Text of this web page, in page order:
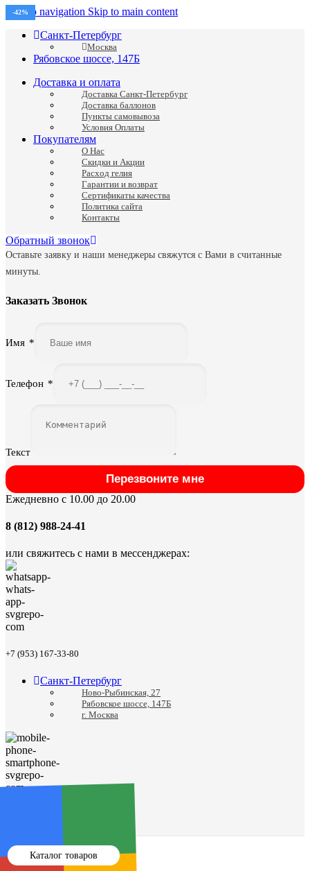
Skip to navigation Skip to main content
Санкт-Петербург
Москва
Рябовское шоссе, 147Б
Доставка и оплата
Доставка Санкт-Петербург
Доставка баллонов
Пункты самовывоза
Условия Оплаты
Покупателям
О Нас
Скидки и Акции
Расход гелия
Гарантии и возврат
Сертификаты качества
Политика сайта
Контакты
Обратный звонок
Оставьте заявку и наши менеджеры свяжутся с Вами в считанные
минуты.
Заказать Звонок
Имя *
Телефон *
Текст
Перезвоните мне
Ежедневно с 10.00 до 20.00
8 (812) 988-24-41
или свяжитесь с нами в мессенджерах:
+7 (953) 167-33-80
Санкт-Петербург
Ново-Рыбинская, 27
Рябовское шоссе, 147Б
г. Москва
8 (812) 988-24-41
Каталог товаров
-42%